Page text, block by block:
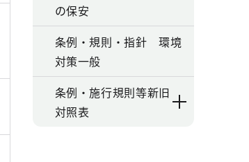
の保安
条例・規則・指針 環境
対策一般
条例・施行規則等新旧
対照表